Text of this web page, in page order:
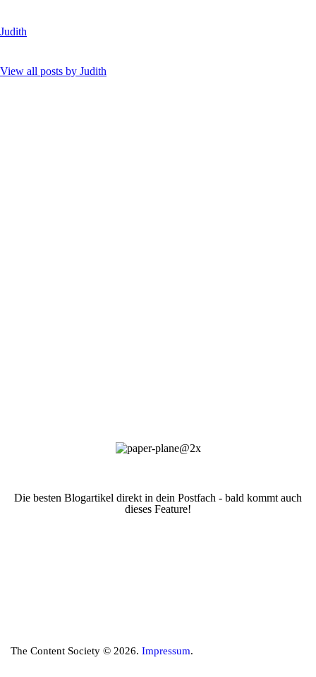
Judith
View all posts by Judith
Die besten Blogartikel direkt in dein Postfach - bald kommt auch
dieses Feature!
The Content Society © 2026. Impressum.